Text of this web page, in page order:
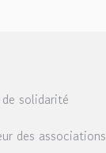
solidarité
des associations